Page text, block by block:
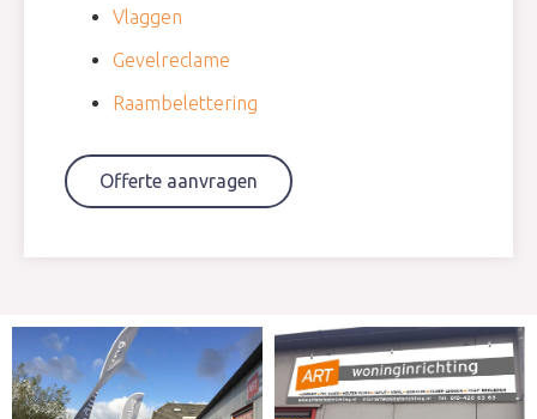
Vlaggen
Gevelreclame
Raambelettering
Offerte aanvragen